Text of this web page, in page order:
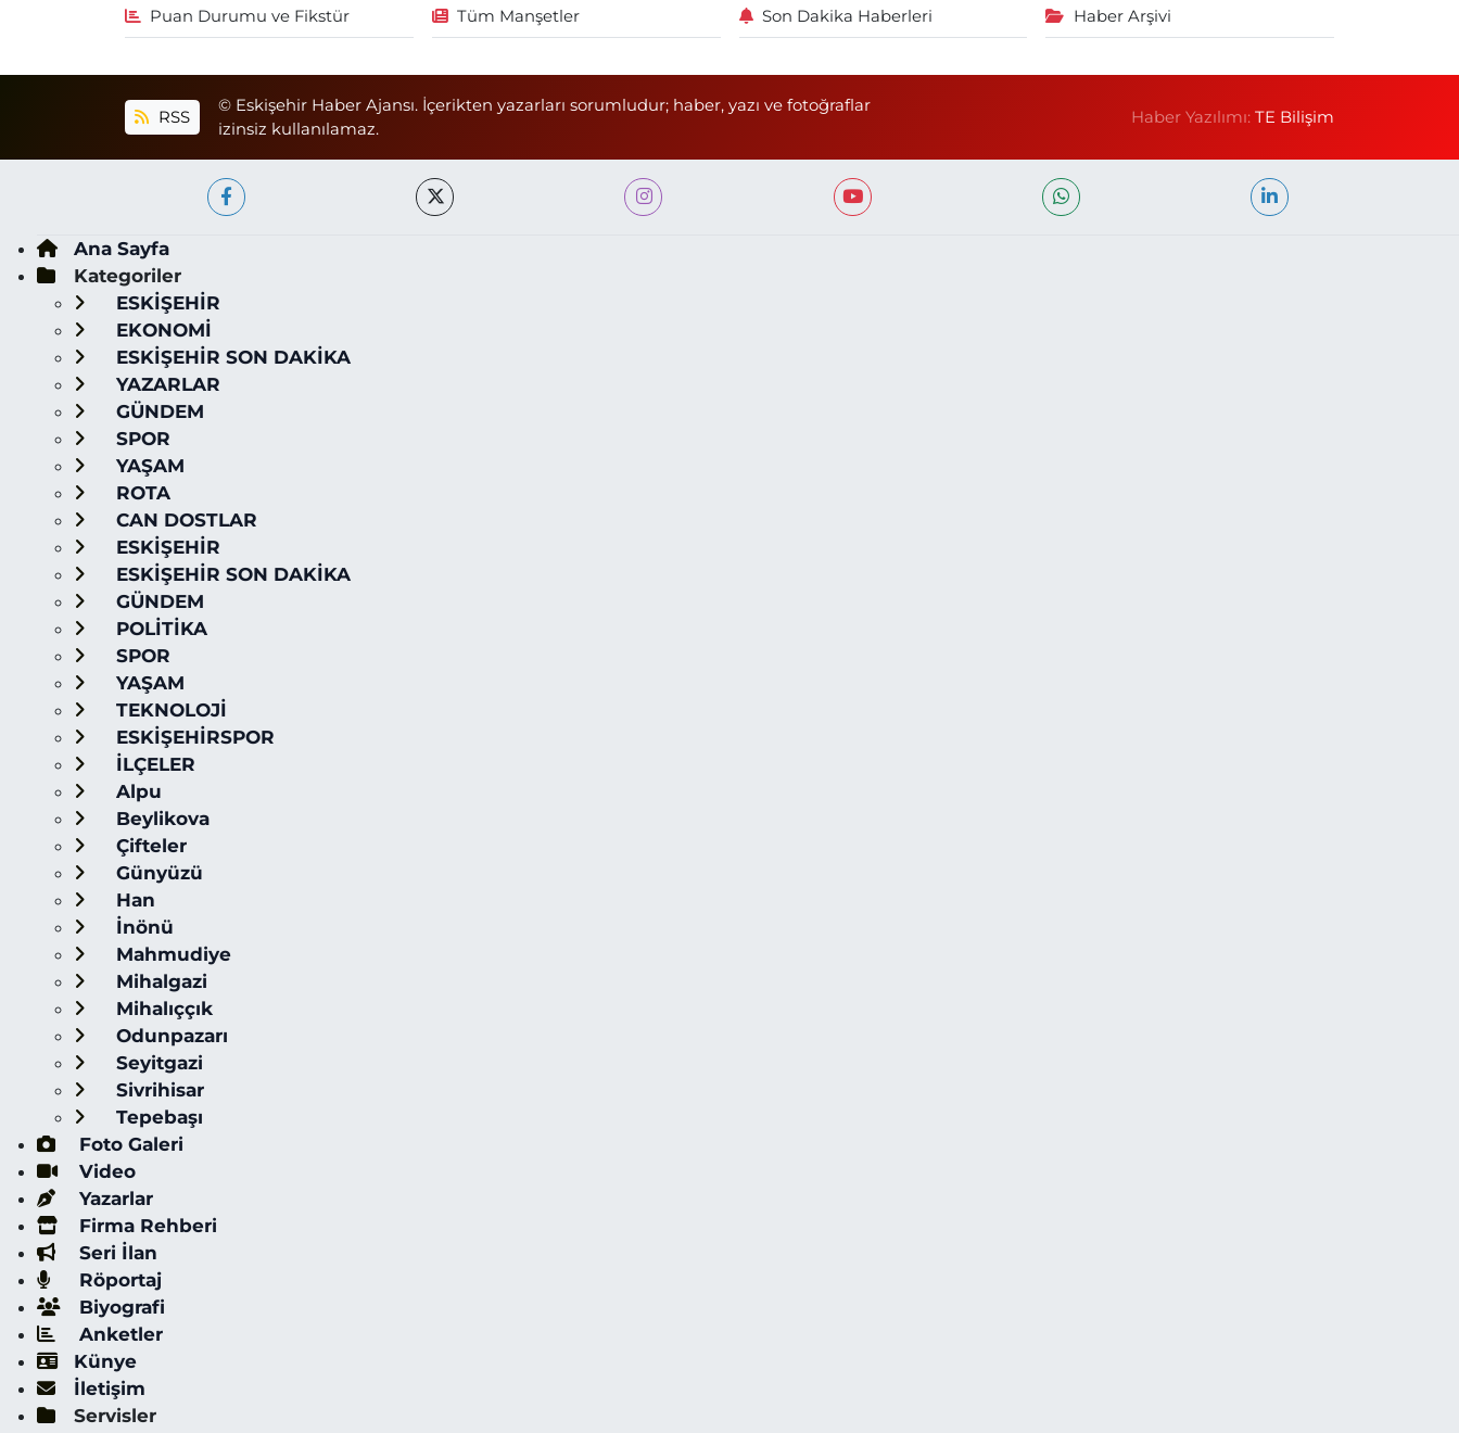
Puan Durumu ve Fikstür Tüm Manşetler Son Dakika Haberleri Haber Arşivi
RSS
© Eskişehir Haber Ajansı. İçerikten yazarları sorumludur; haber, yazı ve fotoğraflar
izinsiz kullanılamaz.
Haber Yazılımı:TE Bilişim
Ana Sayfa
Kategoriler
ESKİŞEHİR
EKONOMİ
ESKİŞEHİR SON DAKİKA
YAZARLAR
GÜNDEM
SPOR
YAŞAM
ROTA
CAN DOSTLAR
ESKİŞEHİR
ESKİŞEHİR SON DAKİKA
GÜNDEM
POLİTİKA
SPOR
YAŞAM
TEKNOLOJİ
ESKİŞEHİRSPOR
İLÇELER
Alpu
Beylikova
Çifteler
Günyüzü
Han
İnönü
Mahmudiye
Mihalgazi
Mihalıççık
Odunpazarı
Seyitgazi
Sivrihisar
Tepebaşı
Foto Galeri
Video
Yazarlar
Firma Rehberi
Seri İlan
Röportaj
Biyografi
Anketler
Künye
İletişim
Servisler